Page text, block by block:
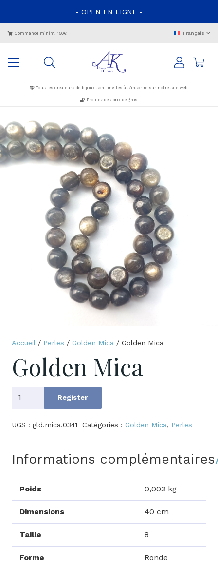
- OPEN EN LIGNE -
Commande minim. 150€ Français
Tous les créateurs de bijoux sont invités à s’inscrire sur notre site web.
Profitez des prix de gros.
Accueil / Perles / Golden Mica / Golden Mica
Golden Mica
quantité
Golden
Register
UGS : gld.mica.0341 Catégories : Golden Mica, Perles
Informations complémentaires
Poids 0,003 kg
Dimensions 40 cm
Taille 8
Forme Ronde